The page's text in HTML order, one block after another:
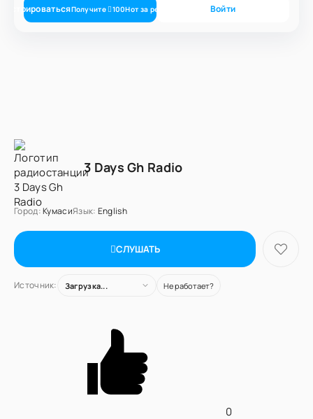
Получите 100Нот за регистрацию Войти
3 Days Gh Radio
Город:КумасиЯзык: English
СЛУШАТЬ
Источник: Загрузка... Не работает?
0